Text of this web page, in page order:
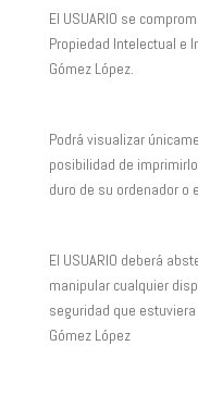
El USUARIO se
Propiedad Intelectual e
Gómez López.
Podrá visualizar
posibilidad de
duro de su ordenador o
El USUARIO deberá
manipular cualquier
seguridad que
Gómez López